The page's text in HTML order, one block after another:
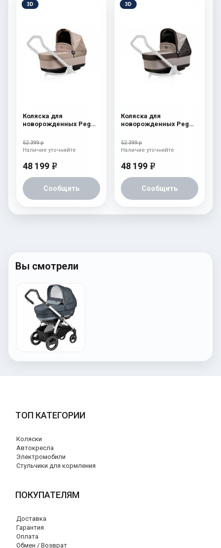
3D
Коляска для
новорожденных Peg
Pop-Up) Cream
52 399 р
48 199 e
Сообщить
Наличие уточняйте
3D
Коляска для
новорожденных Peg
Pop-Up) Atmosphere
52 399 р
48 199 e
Сообщить
Наличие уточняйте
Вы смотрели
ТОП КАТЕГОРИИ
Коляски
Автокресла
Электромобили
Стульчики для кормления
ПОКУПАТЕЛЯМ
Доставка
Гарантия
Оплата
Обмен / Возврат